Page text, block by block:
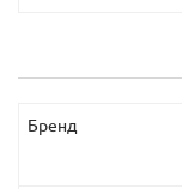
Бренд